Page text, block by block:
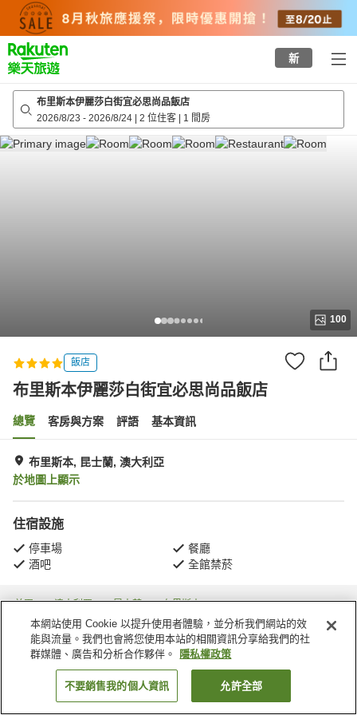
top
page
新
布里斯本伊麗莎白街宜必思尚品飯店
2026/8/23 - 2026/8/24 | 2 位住客 | 1 間房
100
飯店
布里斯本伊麗莎白街宜必思尚品飯店
總覽 客房與方案 評語 基本資訊
布里斯本, 昆士蘭, 澳大利亞
於地圖上顯示
住宿設施
停車場
餐廳
酒吧
全館禁菸
首頁 澳大利亞 昆士蘭
布里斯本
布里斯本伊麗莎白街宜必思尚品飯店
找客房
本網站使用 Cookie 以提升使用者體驗，並分析我們網站的效
能與流量。我們也會將您使用本站的相關資訊分享給我們的社
群媒體、廣告和分析合作夥伴。
隱私權政策
不要銷售我的個人資訊 允許全部